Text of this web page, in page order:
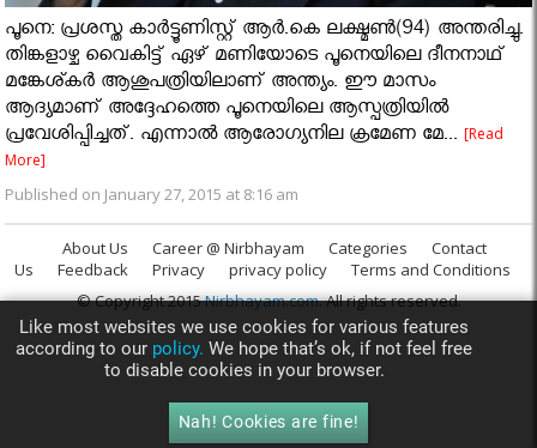
പൂനെ: പ്രശസ്ത കാര്‍ട്ടൂണിസ്റ്റ് ആര്‍.കെ ലക്ഷ്മണ്‍(94) അന്തരിച്ചു.
തിങ്കളാഴ്ച വൈകിട്ട് ഏഴ് മണിയോടെ പൂനെയിലെ ദീനനാഥ്
മങ്കേശ്കര്‍ ആശുപത്രിയിലാണ് അന്ത്യം. ഈ മാസം
ആദ്യമാണ് അദ്ദേഹത്തെ പൂനെയിലെ ആസ്പത്രിയില്‍
പ്രവേശിപ്പിച്ചത്. എന്നാല്‍ ആരോഗ്യനില ക്രമേണ മേ...[Read
More]
Published on January 27, 2015 at 8:16 am
About Us Career @ Nirbhayam Categories
Contact
Us
Feedback Privacy privacy policy
Terms and Conditions
© Copyright 2015Nirbhayam.com. All rights reserved.
Like most websites we use cookies for various features
according to our policy. We hope that’s ok, if not feel free
to disable cookies in your browser.
Nah! Cookies are fine!